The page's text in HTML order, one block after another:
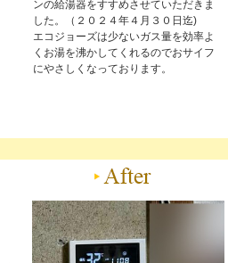
ンの給湯器をすすめさせていただきま
した。（２０２４年４月３０日迄)
エコジョーズは少ないガス量を効率よ
くお湯を沸かしてくれるのでおサイフ
にやさしくなっております。